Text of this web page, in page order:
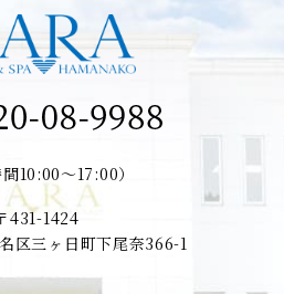
間10:00～17:00）
431-1424
区三ヶ日町下尾奈366-1